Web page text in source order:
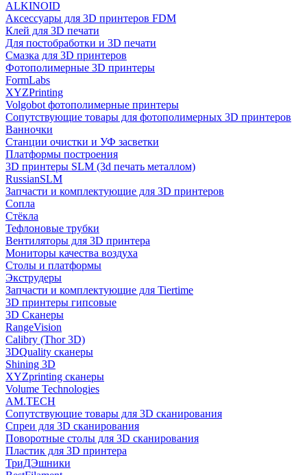
ALKINOID
Аксессуары для 3D принтеров FDM
Клей для 3D печати
Для постобработки и 3D печати
Смазка для 3D принтеров
Фотополимерные 3D принтеры
FormLabs
XYZPrinting
Volgobot фотополимерные принтеры
Сопутствующие товары для фотополимерных 3D принтеров
Ванночки
Станции очистки и УФ засветки
Платформы построения
3D принтеры SLM (3d печать металлом)
RussianSLM
Запчасти и комплектующие для 3D принтеров
Сопла
Cтёкла
Тефлоновые трубки
Вентиляторы для 3D принтера
Мониторы качества воздуха
Столы и платформы
Экструдеры
Запчасти и комплектующие для Tiertime
3D принтеры гипсовые
3D Сканеры
RangeVision
Calibry (Thor 3D)
3DQuality сканеры
Shining 3D
XYZprinting сканеры
Volume Technologies
AM.TECH
Сопутствующие товары для 3D сканирования
Спреи для 3D сканирования
Поворотные столы для 3D сканирования
Пластик для 3D принтера
ТриДЭшники